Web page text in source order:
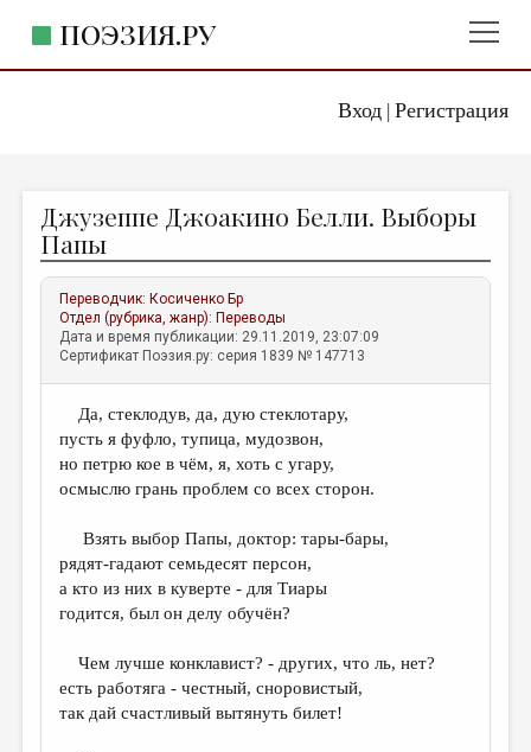
Вход| Регистрация
ПОЭЗИЯ.РУ
ЖАНРЫ
АВТОРЫ
КОММЕНТАРИИ
ЛИТСАЛОН
ПРАВИЛА САЙТА
ОТДЕЛЫ И РУБРИКИ
ДАЙДЖЕСТ
ПРОИЗВЕДЕНИЯ
КОНКУРСЫ
Джузеппе Джоакино Белли. Выборы
Папы
Переводчик: Косиченко Бр
Отдел (рубрика, жанр): Переводы
Дата и время публикации: 29.11.2019, 23:07:09
Сертификат Поэзия.ру: серия 1839 № 147713
Да, стеклодув, да, дую стеклотару,
пусть я фуфло, тупица, мудозвон,
но петрю кое в чём, я, хоть с угару,
осмыслю грань проблем со всех сторон.
Взять выбор Папы, доктор: тары-бары,
рядят-гадают семьдесят персон,
а кто из них в куверте - для Тиары
годится, был он делу обучён?
Чем лучше конклавист? - других, что ль, нет?
есть работяга - честный, сноровистый,
так дай счастливый вытянуть билет!